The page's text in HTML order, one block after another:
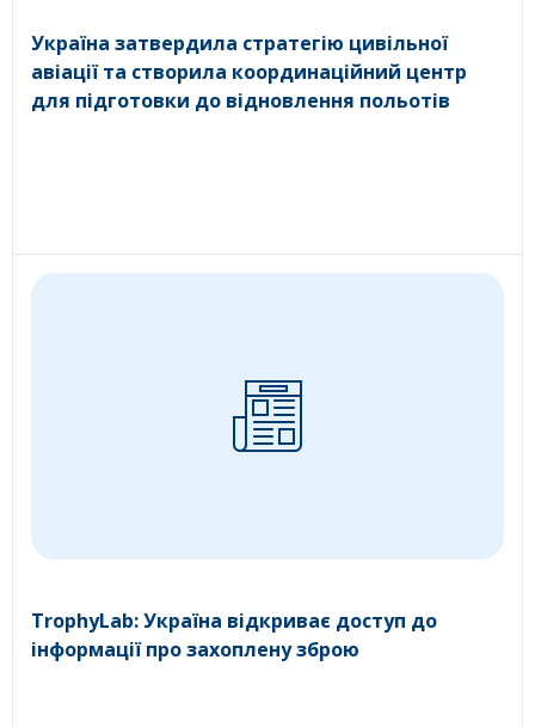
Україна затвердила стратегію цивільної
авіації та створила координаційний центр
для підготовки до відновлення польотів
TrophyLab: Україна відкриває доступ до
інформації про захоплену зброю